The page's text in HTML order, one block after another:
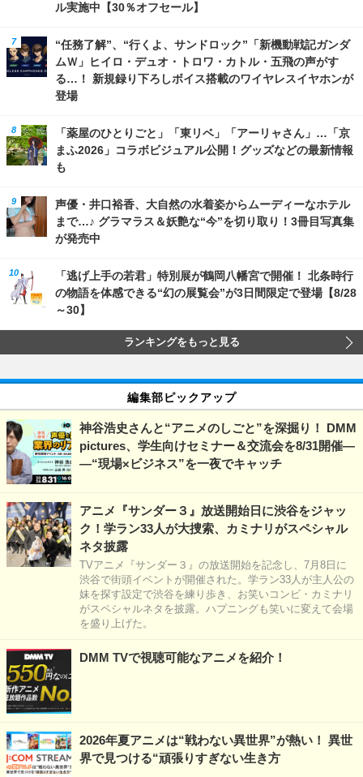
ル実施中【30％オフセール】
“任務了解”、“行くよ、サンドロック”「新機動戦記ガンダ
ムＷ」ヒイロ・デュオ・トロワ・カトル・五飛の声がす
る…！ 新規録り下ろしボイス搭載のワイヤレスイヤホンが
登場
「薬屋のひとりごと」「東リベ」「アーリャさん」…「京
まふ2026」コラボビジュアル公開！グッズなどの最新情報
も
声優・井口裕香、大自然の水着姿からムーディーなホテル
まで…♪ グラマラス＆妖艶な“今”を切り取り！3冊目写真集
が発売中
「逃げ上手の若君」特別展が鶴岡八幡宮で開催！ 北条時行
の物語を体感できる“幻の展覧会”が3日間限定で登場【8/28
～30】
ランキングをもっと見る
編集部ピックアップ
神谷浩史さんと“アニメのしごと”を深掘り！ DMM
pictures、学生向けセミナー＆交流会を8/31開催―
―“現場×ビジネス”を一夜でキャッチ
アニメ『サンダー３』放送開始日に渋谷をジャッ
ク！学ラン33人が大捜索、カミナリがスペシャル
ネタ披露
TVアニメ『サンダー３』の放送開始を記念し、7月8日に
渋谷で街頭イベントが開催された。学ラン33人が主人公の
妹を探す設定で渋谷を練り歩き、お笑いコンビ・カミナリ
がスペシャルネタを披露。ハプニングも笑いに変えて会場
を盛り上げた。
DMM TVで視聴可能なアニメを紹介！
2026年夏アニメは“戦わない異世界”が熱い！ 異世
界で見つける“頑張りすぎない生き方